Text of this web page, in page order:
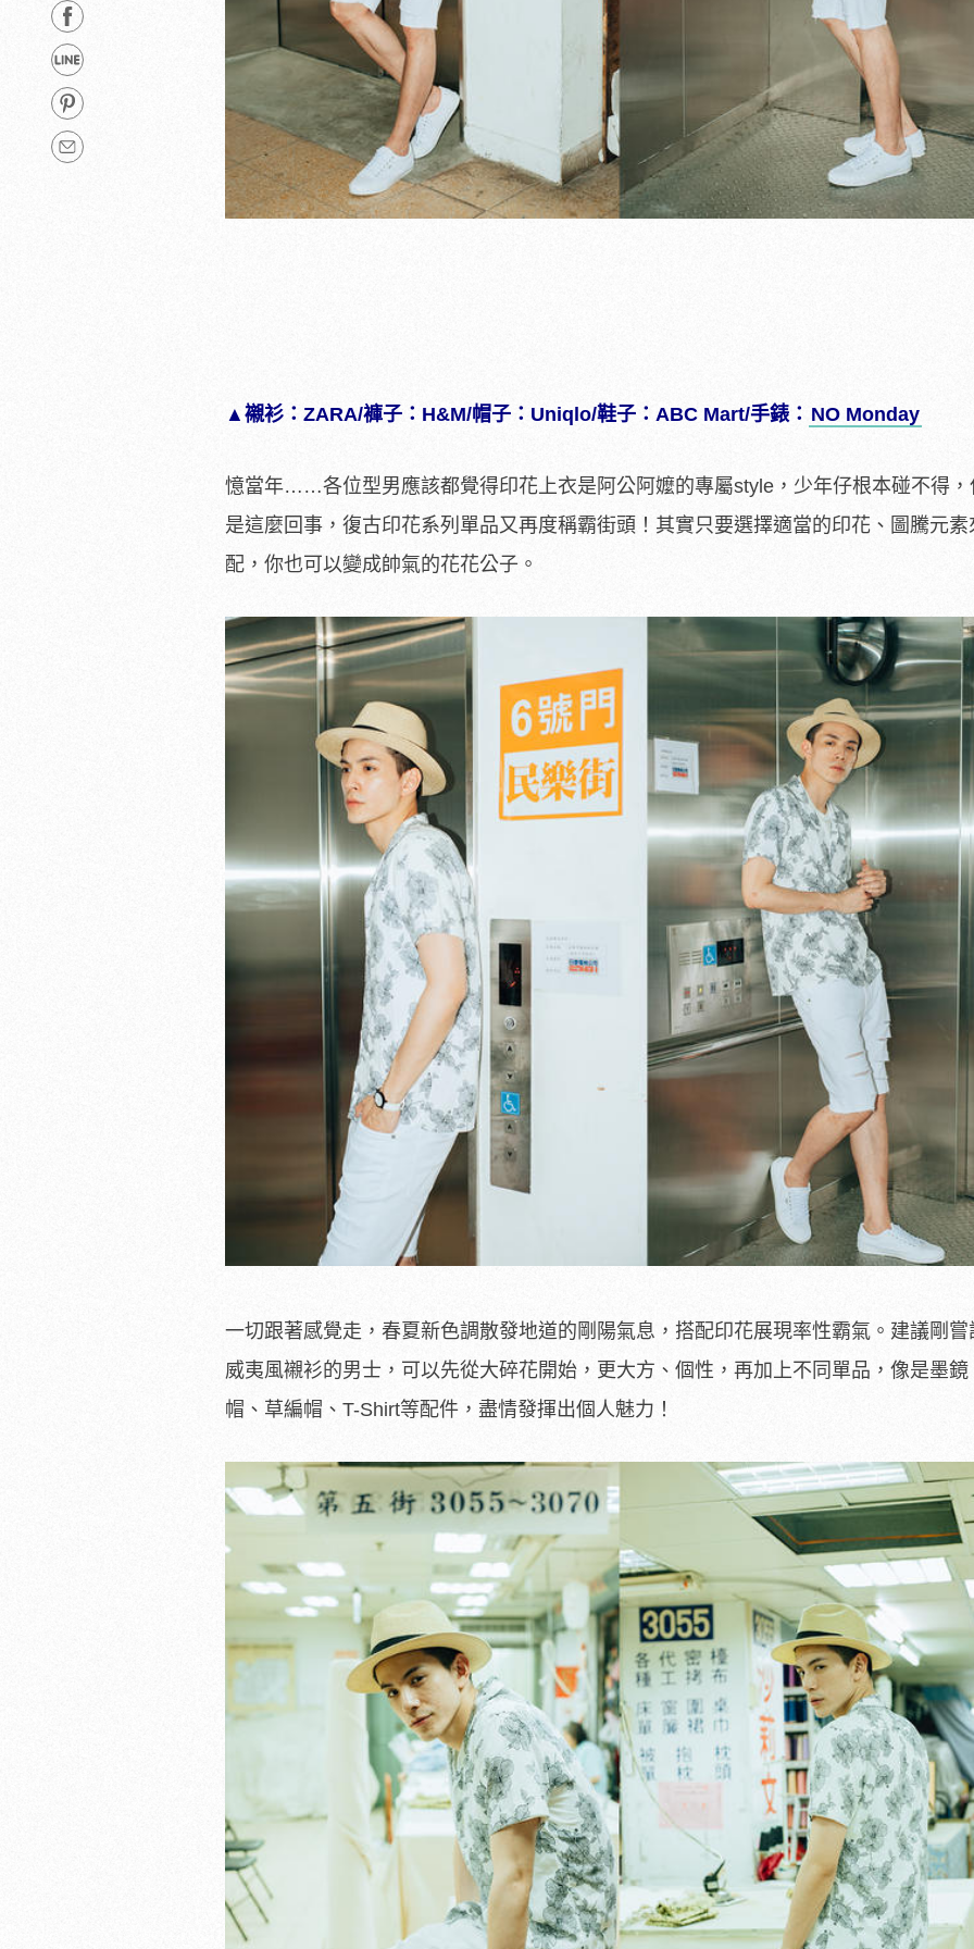
▲襯衫：ZARA/褲子 ：H&M/帽子：Uniqlo/鞋子：ABC Mart/手錶： NO Monday
憶當年……各位型男應該都覺得印花上衣是阿公阿嬤的專屬style，少年仔根本碰不得，
是這麼回事，復古印花系列單品又再度稱霸街頭！其實只要選擇適當的印花、圖騰元素
配，你也可以變成帥氣的花花公子。
一切跟著感覺走，春夏新色調散發地道的剛陽氣息，搭配印花展現率性霸氣。建議剛嘗
威夷風襯衫的男士，可以先從大碎花開始，更大方、個性，再加上不同單品，像是墨鏡
帽、草編帽、T-Shirt等配件，盡情發揮出個人魅力！